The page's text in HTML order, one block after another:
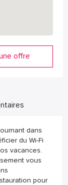
offre
dans
du Wi-Fi
vacances.
vous
pour